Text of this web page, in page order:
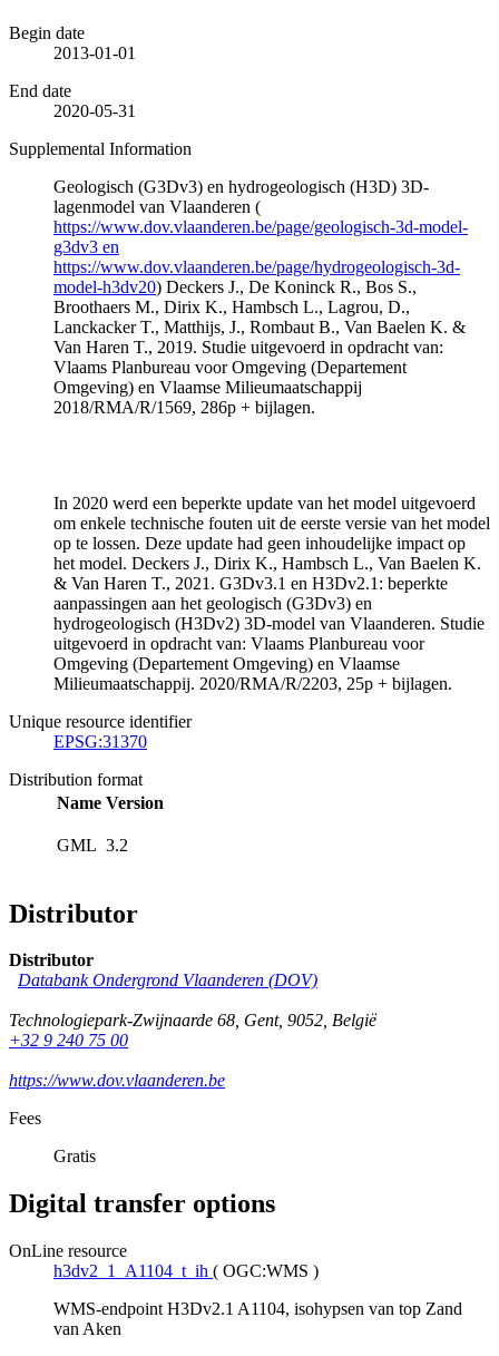
Begin date
2013-01-01
End date
2020-05-31
Supplemental Information
Geologisch (G3Dv3) en hydrogeologisch (H3D) 3D-
lagenmodel van Vlaanderen (
https://www.dov.vlaanderen.be/page/geologisch-3d-model-
g3dv3 en
https://www.dov.vlaanderen.be/page/hydrogeologisch-3d-
model-h3dv20) Deckers J., De Koninck R., Bos S.,
Broothaers M., Dirix K., Hambsch L., Lagrou, D.,
Lanckacker T., Matthijs, J., Rombaut B., Van Baelen K. &
Van Haren T., 2019. Studie uitgevoerd in opdracht van:
Vlaams Planbureau voor Omgeving (Departement
Omgeving) en Vlaamse Milieumaatschappij
2018/RMA/R/1569, 286p + bijlagen.
In 2020 werd een beperkte update van het model uitgevoerd
om enkele technische fouten uit de eerste versie van het model
op te lossen. Deze update had geen inhoudelijke impact op
het model. Deckers J., Dirix K., Hambsch L., Van Baelen K.
& Van Haren T., 2021. G3Dv3.1 en H3Dv2.1: beperkte
aanpassingen aan het geologisch (G3Dv3) en
hydrogeologisch (H3Dv2) 3D-model van Vlaanderen. Studie
uitgevoerd in opdracht van: Vlaams Planbureau voor
Omgeving (Departement Omgeving) en Vlaamse
Milieumaatschappij. 2020/RMA/R/2203, 25p + bijlagen.
Unique resource identifier
EPSG:31370
Distribution format
Name Version
GML 3.2
Distributor
Distributor
Databank Ondergrond Vlaanderen (DOV)
Technologiepark-Zwijnaarde 68, Gent, 9052, België
+32 9 240 75 00
https://www.dov.vlaanderen.be
Fees
Gratis
Digital transfer options
OnLine resource
h3dv2_1_A1104_t_ih ( OGC:WMS )
WMS-endpoint H3Dv2.1 A1104, isohypsen van top Zand
van Aken